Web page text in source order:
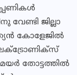
ജില്ലാ
കോളേജിൽ
തോട്ടത്തിൽ